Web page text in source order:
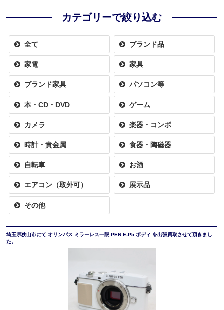
カテゴリーで絞り込む
全て ブランド品
家電 家具
ブランド家具 パソコン等
本・CD・DVD ゲーム
カメラ 楽器・コンボ
時計・貴金属 食器・陶磁器
自転車 お酒
エアコン（取外可） 展示品
その他
埼玉県狭山市にて オリンパス ミラーレス一眼 PEN E-P5 ボディ を出張買取させて頂きまし
た。